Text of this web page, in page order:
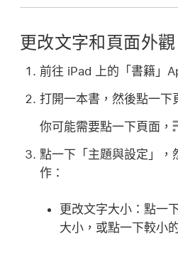
更改文字和頁面外觀
前往 iPad 上的「書籍」
打開一本書，然後點一
你可能需要點一下頁面，
點一下「主題與設定」，
作：
更改文字大小：點一
大小，或點一下較小